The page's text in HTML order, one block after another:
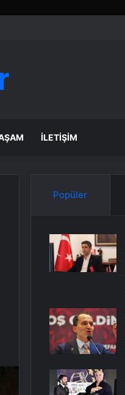
İLETIŞIM
Popüler